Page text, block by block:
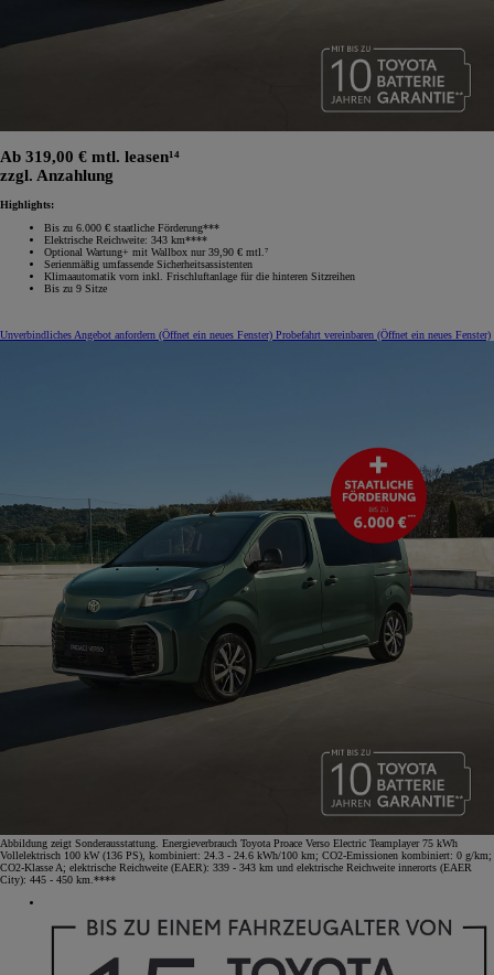
Ab 319,00 € mtl. leasen¹⁴
zzgl. Anzahlung
Highlights:
Bis zu 6.000 € staatliche Förderung***
Elektrische Reichweite: 343 km****
Optional Wartung+ mit Wallbox nur 39,90 € mtl.⁷
Serienmäßig umfassende Sicherheitsassistenten
Klimaautomatik vorn inkl. Frischluftanlage für die hinteren Sitzreihen
Bis zu 9 Sitze
Unverbindliches Angebot anfordern (Öffnet ein neues Fenster) Probefahrt vereinbaren (Öffnet ein neues Fenster)
Abbildung zeigt Sonderausstattung. Energieverbrauch Toyota Proace Verso Electric Teamplayer 75 kWh
Vollelektrisch 100 kW (136 PS), kombiniert: 24.3 - 24.6 kWh/100 km; CO2-Emissionen kombiniert: 0 g/km;
CO2-Klasse A; elektrische Reichweite (EAER): 339 - 343 km und elektrische Reichweite innerorts (EAER
City): 445 - 450 km.****